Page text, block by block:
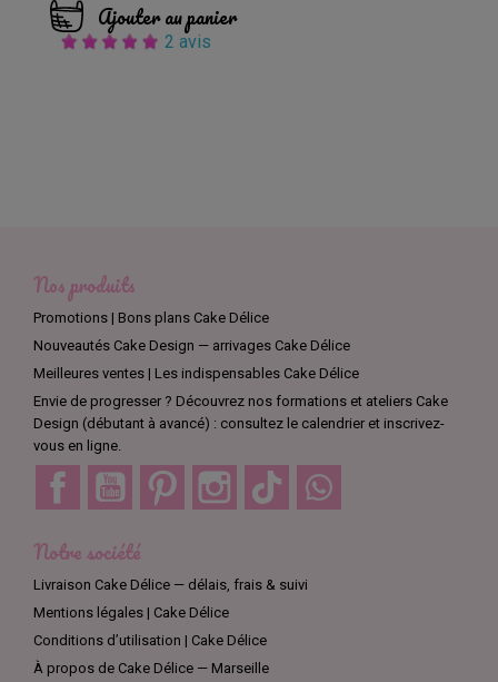
Ajouter au panier
2 avis
Nos produits
Promotions | Bons plans Cake Délice
Nouveautés Cake Design — arrivages Cake Délice
Meilleures ventes | Les indispensables Cake Délice
Envie de progresser ? Découvrez nos formations et ateliers Cake
Design (débutant à avancé) : consultez le calendrier et inscrivez-
vous en ligne.
Facebook YouTube Pinterest Instagram TikTok
Notre société
Livraison Cake Délice — délais, frais & suivi
Mentions légales | Cake Délice
Conditions d’utilisation | Cake Délice
À propos de Cake Délice — Marseille